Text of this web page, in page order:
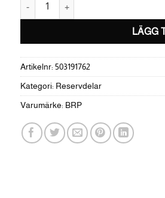
LÄGG
Artikelnr: 503191762
Kategori: Reservdelar
Varumärke: BRP